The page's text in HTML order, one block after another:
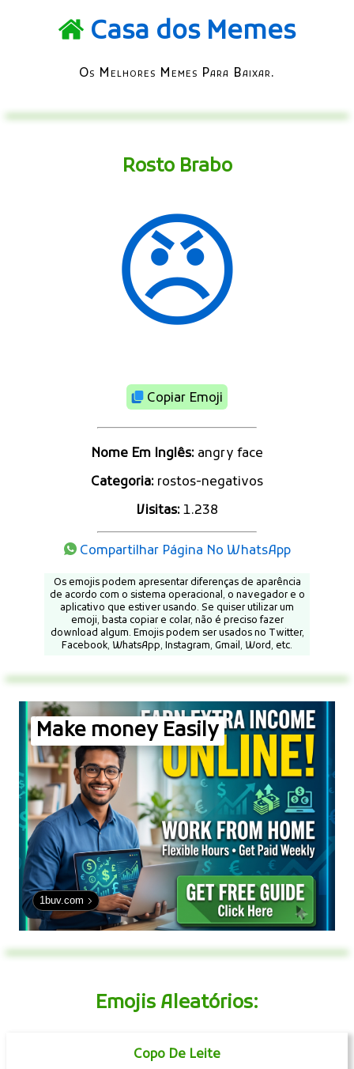
Casa dos Memes
Os Melhores Memes Para Baixar.
Rosto Brabo
😠
Copiar Emoji
Nome Em Inglês: angry face
Categoria: rostos-negativos
Visitas:1.238
Compartilhar Página No WhatsApp
Os emojis podem apresentar diferenças de aparência
de acordo com o sistema operacional, o navegador e o
aplicativo que estiver usando. Se quiser utilizar um
emoji, basta copiar e colar, não é preciso fazer
download algum. Emojis podem ser usados no Twitter,
Facebook, WhatsApp, Instagram, Gmail, Word, etc.
Make money Easily
1buv.com
Emojis Aleatórios:
Copo De Leite